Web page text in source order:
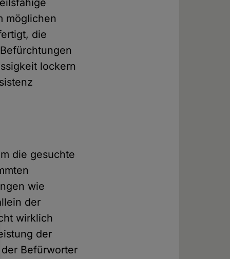
möglichen
die
lockern
die gesuchte
wie
der
wirklich
der
Befürworter